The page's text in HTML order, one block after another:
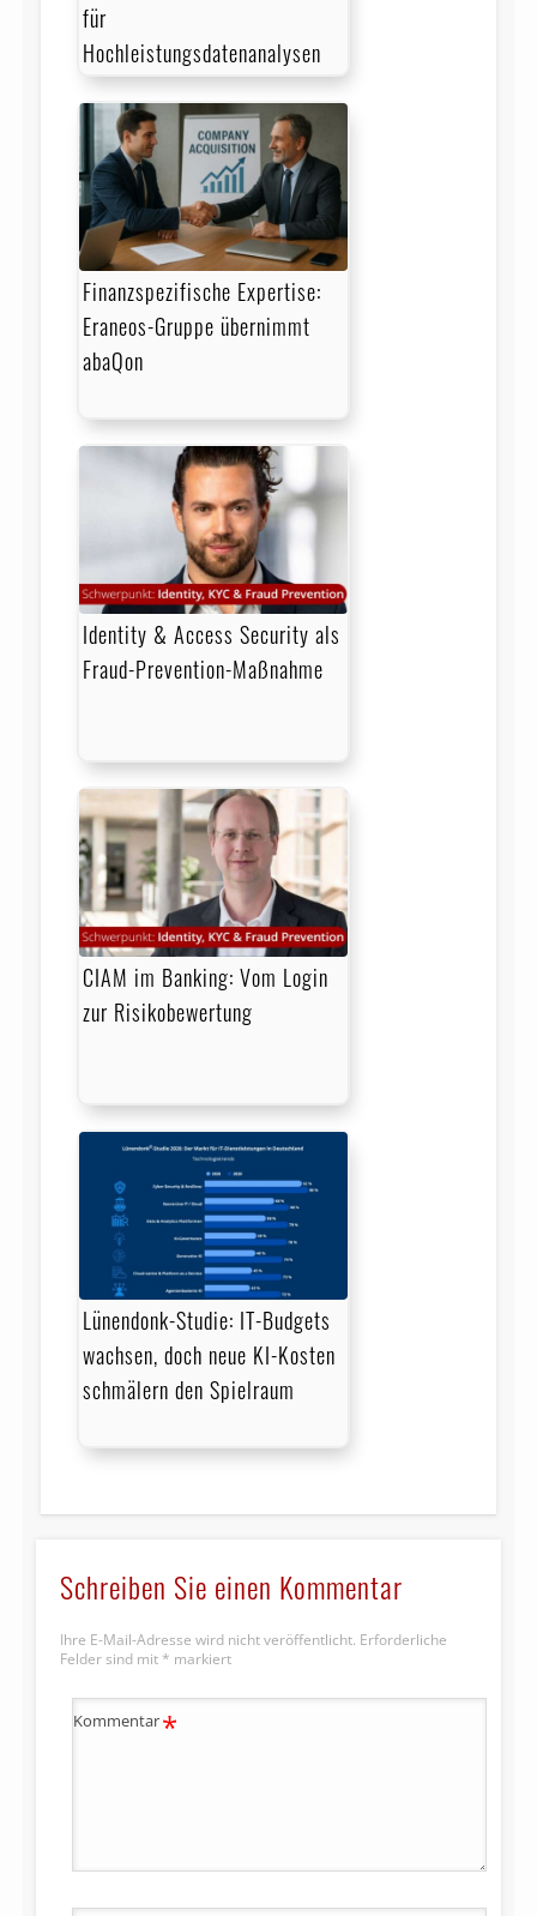
für
Hochleistungsdatenanalysen
Finanzspezifische Expertise:
Eraneos-Gruppe übernimmt
abaQon
Identity & Access Security als
Fraud-Prevention-Maßnahme
CIAM im Banking: Vom Login
zur Risikobewertung
Lünendonk-Studie: IT-Budgets
wachsen, doch neue KI-Kosten
schmälern den Spielraum
Schreiben Sie einen Kommentar
Ihre E-Mail-Adresse wird nicht veröffentlicht. Erforderliche
Felder sind mit * markiert
Kommentar*